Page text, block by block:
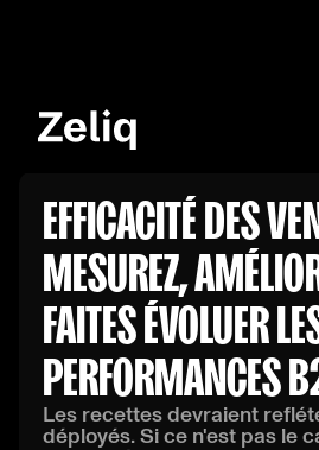
EFFICACITÉ DES
MESUREZ,
FAITES ÉVOLUER
PERFORMANCES
Les recettes devraient
déployés. Si ce n'est pas le